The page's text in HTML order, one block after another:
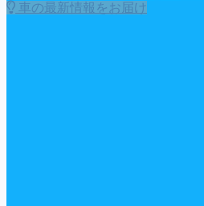
車の最新情報をお届け